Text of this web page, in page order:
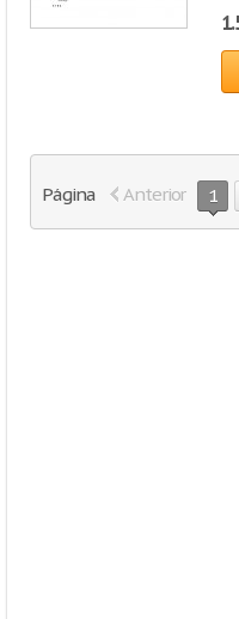
Página Anterior 1